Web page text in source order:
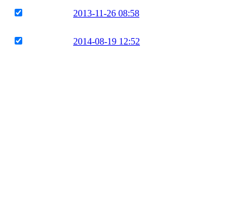
2013-11-26 08:58
2014-08-19 12:52